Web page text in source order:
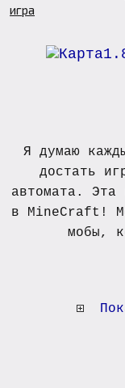
игра
Я думаю
достать
автомата. Эта
в MineCraft!
мобы,